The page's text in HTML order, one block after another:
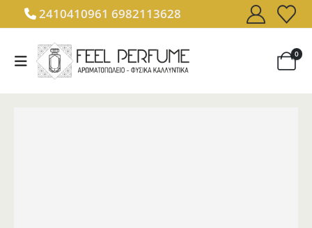
2410410961 6982113628
0